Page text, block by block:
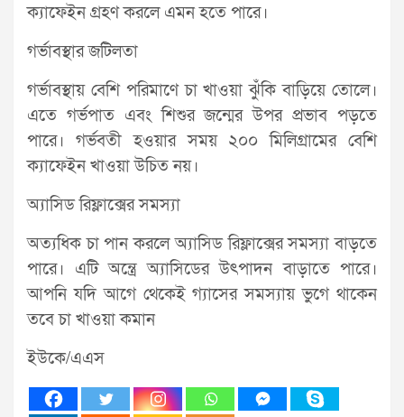
ক্যাফেইন গ্রহণ করলে এমন হতে পারে।
গর্ভাবস্থার জটিলতা
গর্ভাবস্থায় বেশি পরিমাণে চা খাওয়া ঝুঁকি বাড়িয়ে তোলে।
এতে গর্ভপাত এবং শিশুর জন্মের উপর প্রভাব পড়তে
পারে। গর্ভবতী হওয়ার সময় ২০০ মিলিগ্রামের বেশি
ক্যাফেইন খাওয়া উচিত নয়।
অ্যাসিড রিফ্লাক্সের সমস্যা
অত্যধিক চা পান করলে অ্যাসিড রিফ্লাক্সের সমস্যা বাড়তে
পারে। এটি অন্ত্রে অ্যাসিডের উৎপাদন বাড়াতে পারে।
আপনি যদি আগে থেকেই গ্যাসের সমস্যায় ভুগে থাকেন
তবে চা খাওয়া কমান
ইউকে/এএস